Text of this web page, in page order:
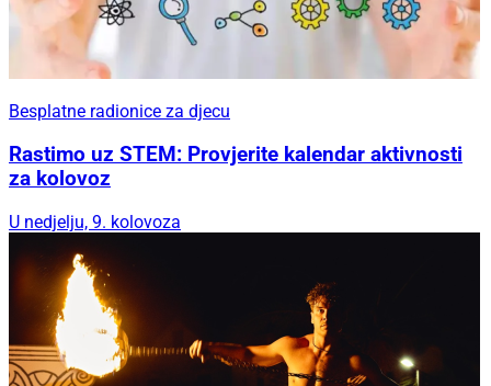
Besplatne radionice za djecu
Rastimo uz STEM: Provjerite kalendar aktivnosti
za kolovoz
U nedjelju, 9. kolovoza